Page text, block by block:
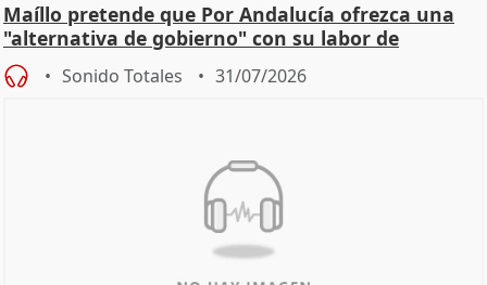
Maíllo pretende que Por Andalucía ofrezca una
"alternativa de gobierno" con su labor de
oposición
Sonido Totales 31/07/2026